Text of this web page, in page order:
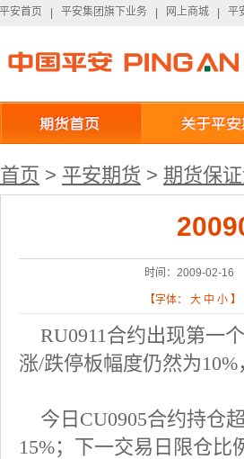
平安首页
平安首页 平安集团旗下业务
平安集团旗下业务 网上商城
网上商城 平
平
首页 > 平安期货 > 期货保
时间：2009-02-16
【字体： 大 中 小 】
RU0911合约出现第一
涨/跌停板幅度仍然为10%
今日 CU0905合约持仓
15%；下一交易日限仓比